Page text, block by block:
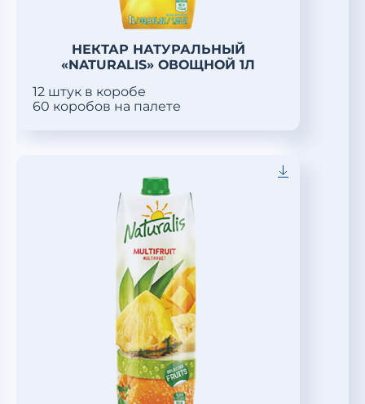
НЕКТАР НАТУРАЛЬНЫЙ
«NATURALIS» ОВОЩНОЙ 1Л
12 штук в коробе
60 коробов на палете